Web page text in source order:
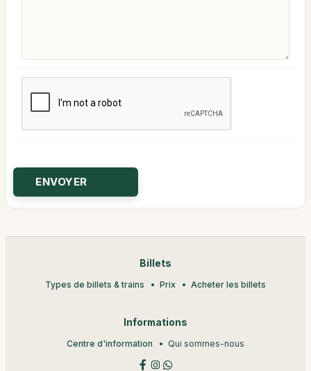
Billets
Types de billets & trains Prix Acheter les billets
Informations
Centre d'information Qui sommes-nous